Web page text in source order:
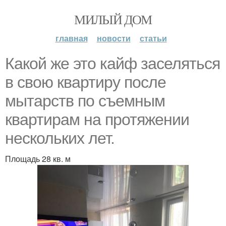
МИЛЫЙ ДОМ
главная новости статьи
Какой же это кайф заселяться
в свою квартиру после
мытарств по съемным
квартирам на протяжении
нескольких лет.
Площадь 28 кв. м